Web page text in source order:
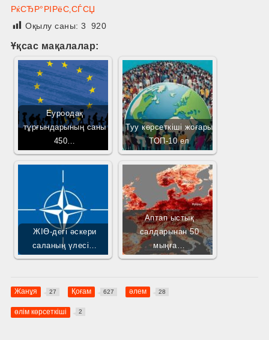
РќСЂР°РІРёС‚СЃСЏ
Оқылу саны:3 920
Ұқсас мақалалар:
Еуроодақ
тұрғындарының саны
450…
Туу көрсеткіші жоғары
ТОП-10 ел
ЖІӨ-дегі әскери
саланың үлесі…
Аптап ыстық
салдарынан 50
мыңға…
Жанұя 27 Қоғам 627 әлем 28
өлім көрсеткіші 2